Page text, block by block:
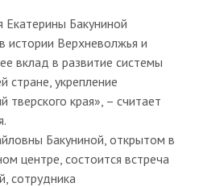
Бакуниной
истории Верхневолжья и
вклад в развитие системы
стране, укрепление
тверского края», – считает
Бакуниной, открытом в
центре, состоится встреча
сотрудника